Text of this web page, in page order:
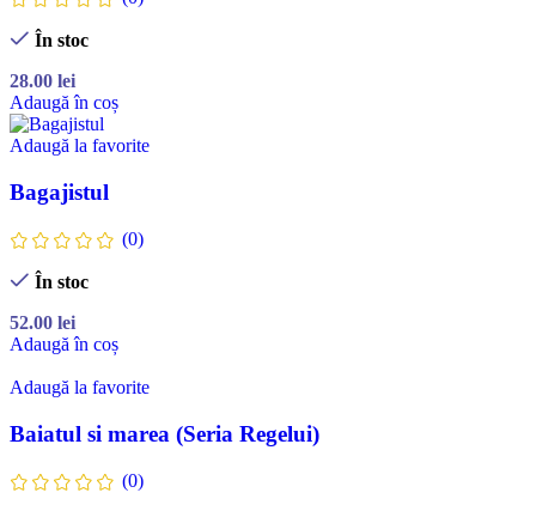
În stoc
28.00 lei
Adaugă în coș
Adaugă la favorite
Bagajistul
(0)
În stoc
52.00 lei
Adaugă în coș
Adaugă la favorite
Baiatul si marea (Seria Regelui)
(0)